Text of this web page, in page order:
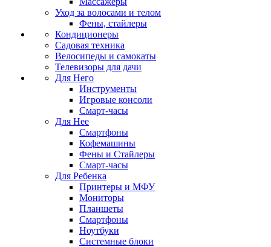
Уход за волосами и телом
Фены, стайлеры
Кондиционеры
Садовая техника
Велосипеды и самокаты
Телевизоры для дачи
Для Него
Инструменты
Игровые консоли
Смарт-часы
Для Нее
Смартфоны
Кофемашины
Фены и Стайлеры
Смарт-часы
Для Ребенка
Принтеры и МФУ
Мониторы
Планшеты
Смартфоны
Ноутбуки
Системные блоки